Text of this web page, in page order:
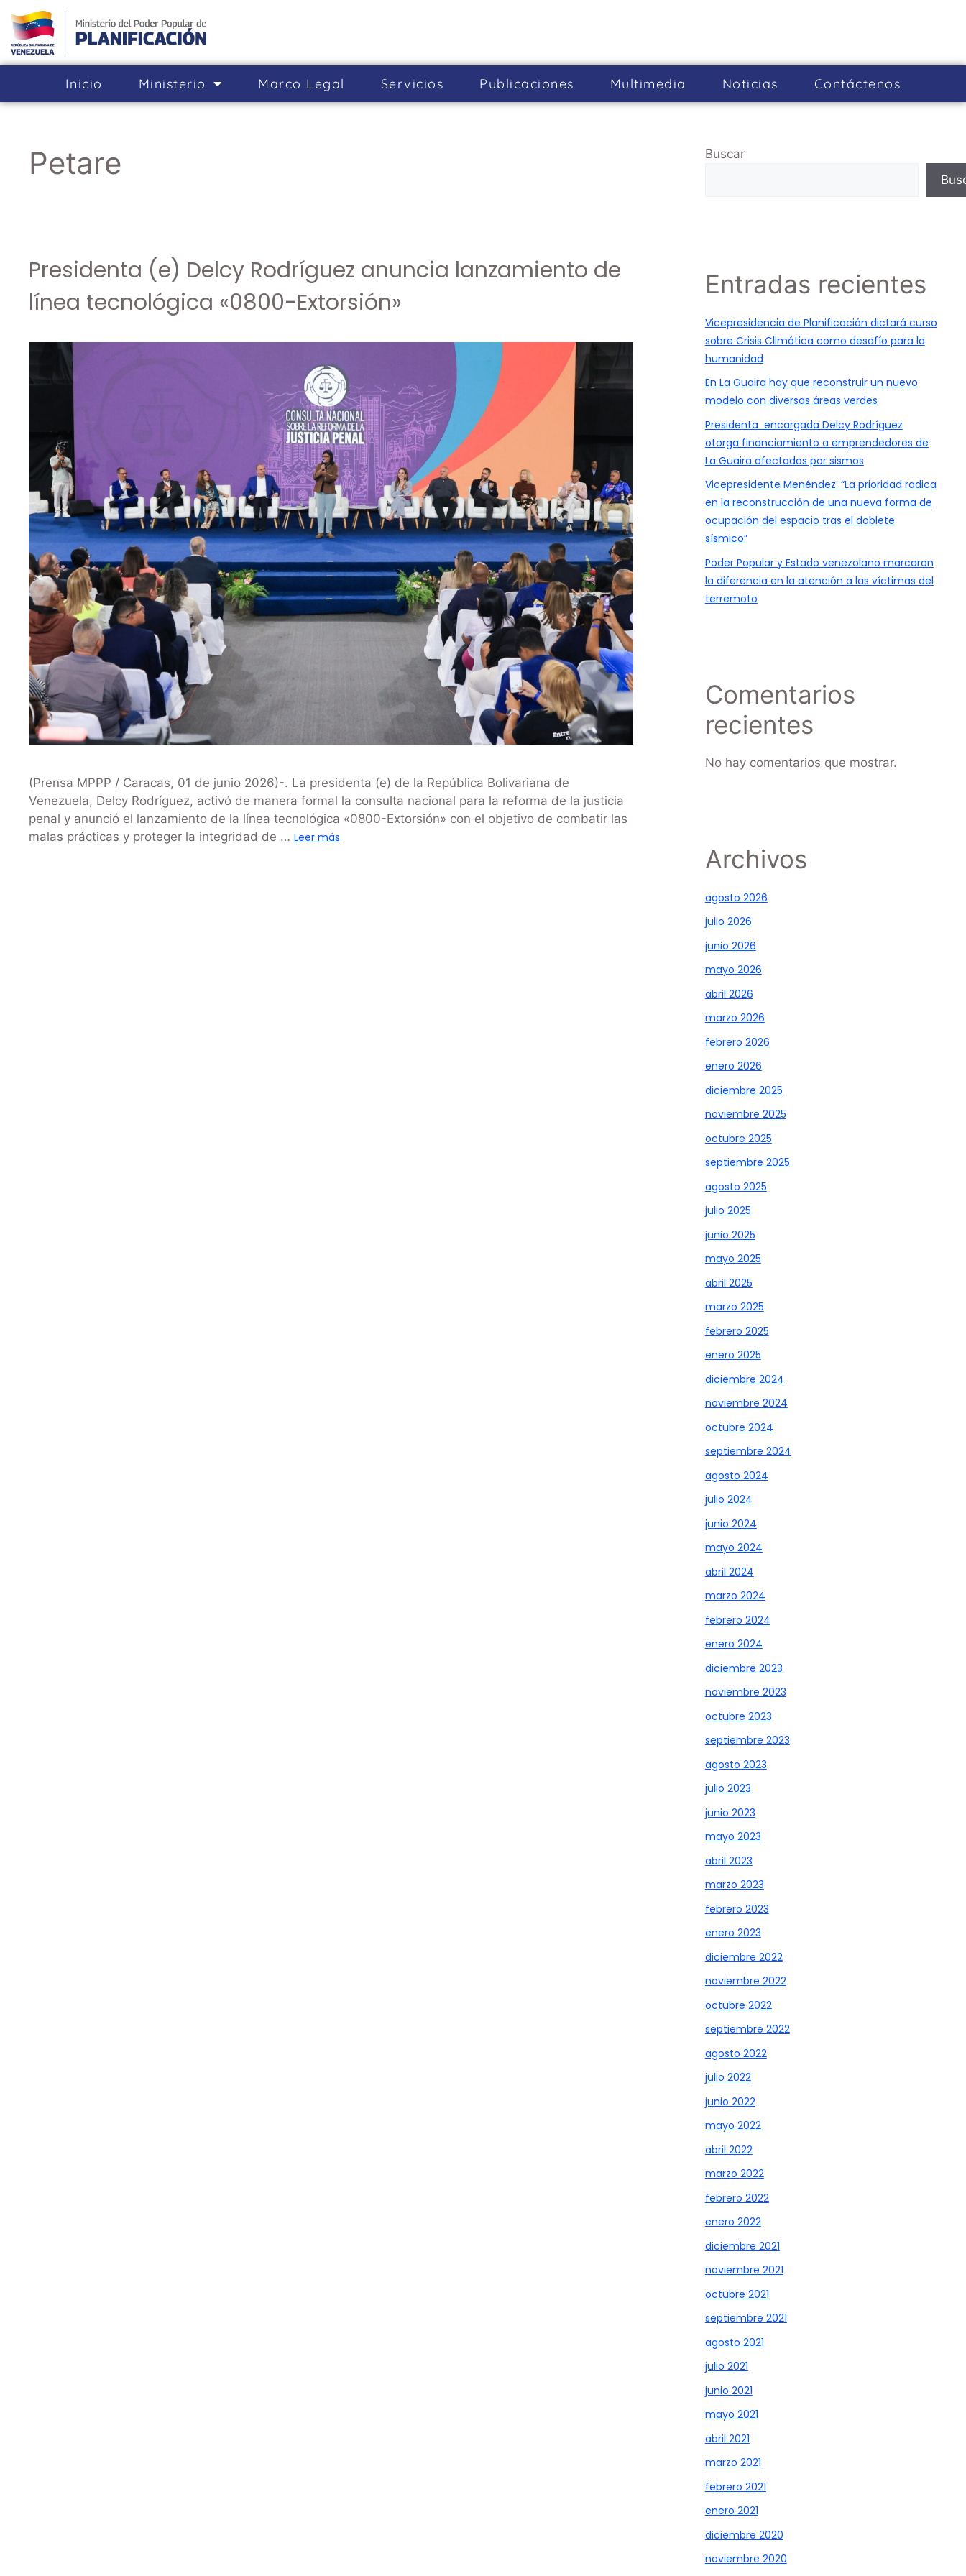
Inicio Ministerio Marco Legal Servicios Publicaciones Multimedia Noticias Cont­áctenos
Petare
Presidenta (e) Delcy Rodríguez anuncia lanzamiento de
línea tecnológica «0800-Extorsión»
(Prensa MPPP / Caracas, 01 de junio 2026)-. La presidenta (e) de la República Bolivariana de
Venezuela, Delcy Rodríguez, activó de manera formal la consulta nacional para la reforma de la justicia
penal y anunció el lanzamiento de la línea tecnológica «0800-Extorsión» con el objetivo de combatir las
malas prácticas y proteger la integridad de … Leer más
Buscar
Entradas recientes
Vicepresidencia de Planificación dictará curso
sobre Crisis Climática como desafío para la
humanidad
En La Guaira hay que reconstruir un nuevo
modelo con diversas áreas verdes
Presidenta encargada Delcy Rodríguez
otorga financiamiento a emprendedores de
La Guaira afectados por sismos
Vicepresidente Menéndez: “La prioridad radica
en la reconstrucción de una nueva forma de
ocupación del espacio tras el doblete
sísmico”
Poder Popular y Estado venezolano marcaron
la diferencia en la atención a las víctimas del
terremoto
Comentarios
recientes
No hay comentarios que mostrar.
Archivos
agosto 2026
julio 2026
junio 2026
mayo 2026
abril 2026
marzo 2026
febrero 2026
enero 2026
diciembre 2025
noviembre 2025
octubre 2025
septiembre 2025
agosto 2025
julio 2025
junio 2025
mayo 2025
abril 2025
marzo 2025
febrero 2025
enero 2025
diciembre 2024
noviembre 2024
octubre 2024
septiembre 2024
agosto 2024
julio 2024
junio 2024
mayo 2024
abril 2024
marzo 2024
febrero 2024
enero 2024
diciembre 2023
noviembre 2023
octubre 2023
septiembre 2023
agosto 2023
julio 2023
junio 2023
mayo 2023
abril 2023
marzo 2023
febrero 2023
enero 2023
diciembre 2022
noviembre 2022
octubre 2022
septiembre 2022
agosto 2022
julio 2022
junio 2022
mayo 2022
abril 2022
marzo 2022
febrero 2022
enero 2022
diciembre 2021
noviembre 2021
octubre 2021
septiembre 2021
agosto 2021
julio 2021
junio 2021
mayo 2021
abril 2021
marzo 2021
febrero 2021
enero 2021
diciembre 2020
noviembre 2020